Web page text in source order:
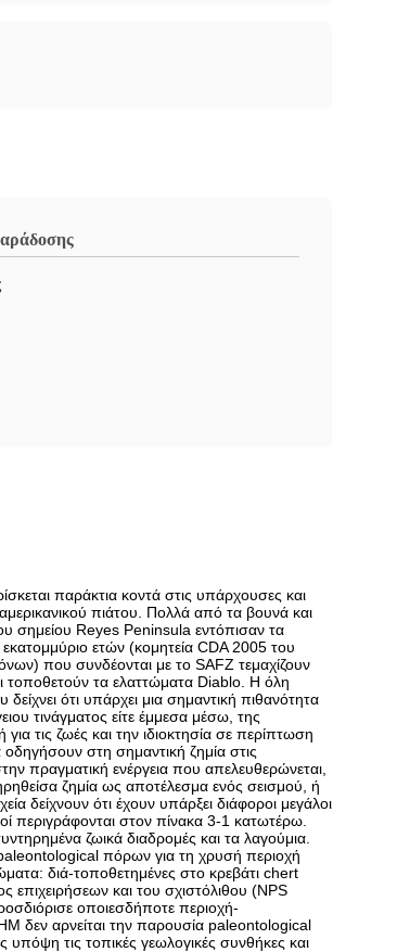
παράκτια κοντά στις υπάρχουσες και
πιάτου. Πολλά από τα βουνά και
σημείου Reyes Peninsula εντόπισαν τα
ετών (κομητεία CDA 2005 του
που συνδέονται με το SAFZ τεμαχίζουν
τοποθετούν τα ελαττώματα Diablo. Η όλη
ότι υπάρχει μια σημαντική πιθανότητα
τινάγματος είτε έμμεσα μέσω, της
τις ζωές και την ιδιοκτησία σε περίπτωση
στη σημαντική ζημία στις
πραγματική ενέργεια που απελευθερώνεται,
ζημία ως αποτέλεσμα ενός σεισμού, ή
δείχνουν ότι έχουν υπάρξει διάφοροι μεγάλοι
περιγράφονται στον πίνακα 3-1 κατωτέρω.
ζωικά διαδρομές και τα λαγούμια.
πόρων για τη χρυσή περιοχή
διά-τοποθετημένες στο κρεβάτι chert
επιχειρήσεων και του σχιστόλιθου (NPS
οποιεσδήποτε περιοχή-
δεν αρνείται την παρουσία paleontological
τις τοπικές γεωλογικές συνθήκες και